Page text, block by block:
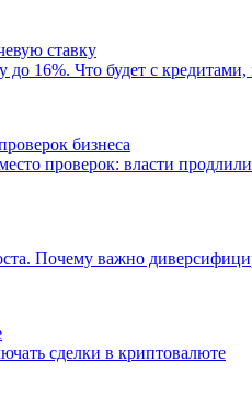
16%. Что будет с
проверок: власти
Почему важно
сделки в криптовалюте